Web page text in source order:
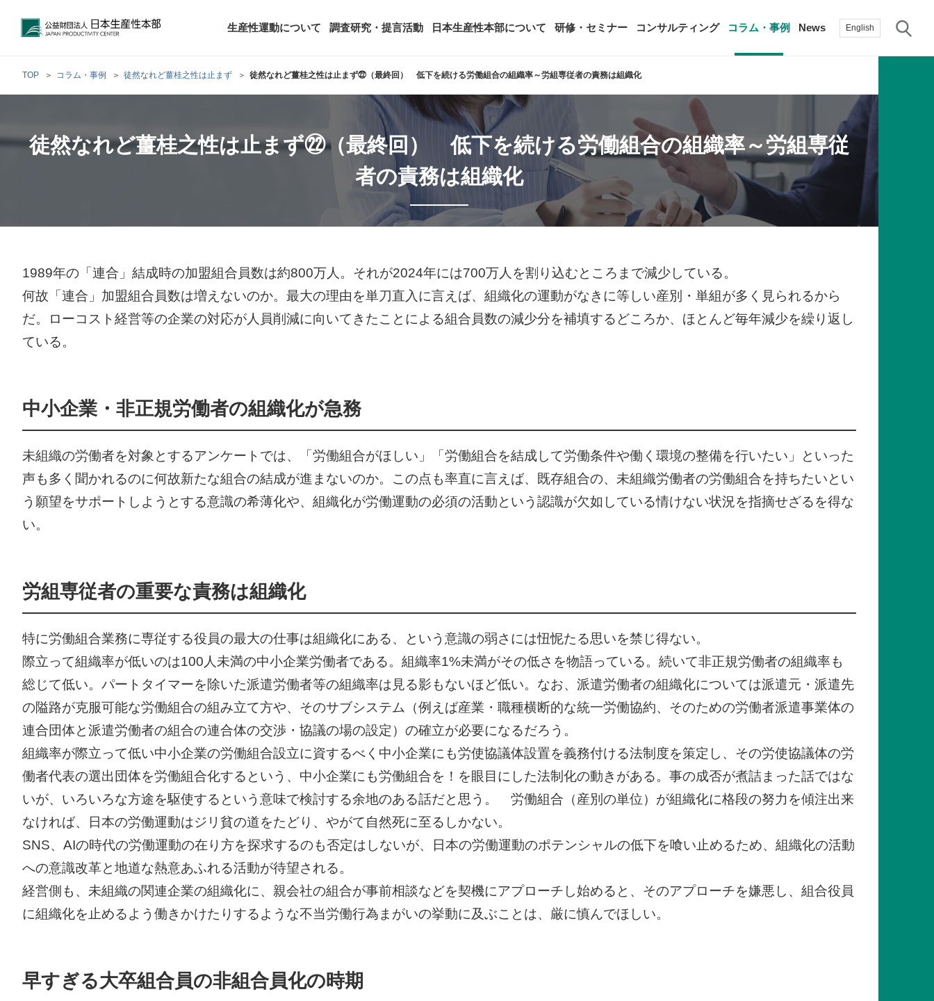
公益財団法人日本生産性本部 English
生産性運動について
調査研究・提言活動 日本生産性本部について 研修・セミナー コンサルティング コラム・事例 News
生産性運動
生産性とは
年頭会長所感
生産性シンポジウム
国際連携・国際交流活動
活動組織
過去の活動実績
生産性新聞
綱領・宣言集
生産性白書
調査研究・提言活動
最新の調査研究・提言活動
働く人のメンタルヘルスに関する調査
顧客満足度調査（JCSI）
レジャー白書
雇用・賃金に関する調査研究・提言
自治体に関する調査研究・提言
その他の調査研究・提言
日本生産性本部
評議員・理事・監事一覧
定款および業務・財務に関する資料
SDGsへの取り組み
日本生産性本部とは
アクセス
全国の生産性機関
賛助会員
採用情報
書籍
手帳
研修・セミナー
階層別研修
来月の研修・セミナー
アーカイブ研修・セミナー
オーダーメイド研修（企業内研修）
主な研修会場地図
コンサルティング
経営コンサルティング
経営コンサルタント養成事業
コンサルタント紹介
経営コンサルタント候補について
TOP コラム・事例 徒然なれど薑桂之性は止まず 徒然なれど薑桂之性は止まず㉒（最終回） 低下を続ける労働組合の組織率～労組専従者の責務は組織化
徒然なれど薑桂之性は止まず㉒（最終回） 低下を続ける労働組合の組織率～労組専従
者の責務は組織化
1989年の「連合」結成時の加盟組合員数は約800万人。それが2024年には700万人を割り込むところまで減少している。
何故「連合」加盟組合員数は増えないのか。最大の理由を単刀直入に言えば、組織化の運動がなきに等しい産別・単組が多く見られるから
だ。ローコスト経営等の企業の対応が人員削減に向いてきたことによる組合員数の減少分を補填するどころか、ほとんど毎年減少を繰り返し
ている。
中小企業・非正規労働者の組織化が急務
未組織の労働者を対象とするアンケートでは、「労働組合がほしい」「労働組合を結成して労働条件や働く環境の整備を行いたい」といった
声も多く聞かれるのに何故新たな組合の結成が進まないのか。この点も率直に言えば、既存組合の、未組織労働者の労働組合を持ちたいとい
う願望をサポートしようとする意識の希薄化や、組織化が労働運動の必須の活動という認識が欠如している情けない状況を指摘せざるを得な
い。
労組専従者の重要な責務は組織化
特に労働組合業務に専従する役員の最大の仕事は組織化にある、という意識の弱さには忸怩たる思いを禁じ得ない。
際立って組織率が低いのは100人未満の中小企業労働者である。組織率1%未満がその低さを物語っている。続いて非正規労働者の組織率も
総じて低い。パートタイマーを除いた派遣労働者等の組織率は見る影もないほど低い。なお、派遣労働者の組織化については派遣元・派遣先
の隘路が克服可能な労働組合の組み立て方や、そのサブシステム（例えば産業・職種横断的な統一労働協約、そのための労働者派遣事業体の
連合団体と派遣労働者の組合の連合体の交渉・協議の場の設定）の確立が必要になるだろう。
組織率が際立って低い中小企業の労働組合設立に資するべく中小企業にも労使協議体設置を義務付ける法制度を策定し、その労使協議体の労
働者代表の選出団体を労働組合化するという、中小企業にも労働組合を！を眼目にした法制化の動きがある。事の成否が煮詰まった話ではな
いが、いろいろな方途を駆使するという意味で検討する余地のある話だと思う。 労働組合（産別の単位）が組織化に格段の努力を傾注出来
なければ、日本の労働運動はジリ貧の道をたどり、やがて自然死に至るしかない。
SNS、AIの時代の労働運動の在り方を探求するのも否定はしないが、日本の労働運動のポテンシャルの低下を喰い止めるため、組織化の活動
への意識改革と地道な熱意あふれる活動が待望される。
経営側も、未組織の関連企業の組織化に、親会社の組合が事前相談などを契機にアプローチし始めると、そのアプローチを嫌悪し、組合役員
に組織化を止めるよう働きかけたりするような不当労働行為まがいの挙動に及ぶことは、厳に慎んでほしい。
早すぎる大卒組合員の非組合員化の時期